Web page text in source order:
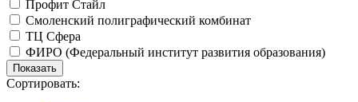
Профит Стайл
Смоленский полиграфический комбинат
ТЦ Сфера
ФИРО (Федеральный институт развития образования)
Сортировать: